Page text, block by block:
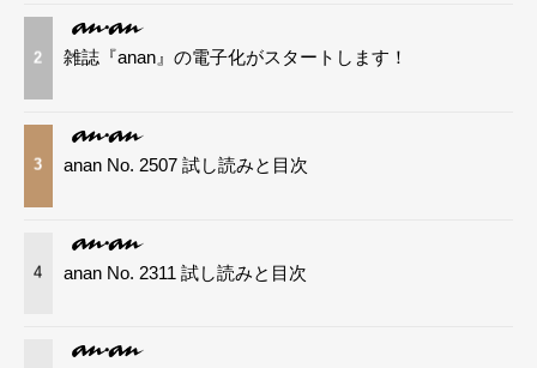
2 雑誌『anan』の電子化がスタートします！
3 anan No. 2507 試し読みと目次
4 anan No. 2311 試し読みと目次